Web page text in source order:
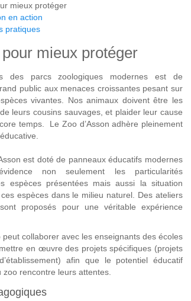
mieux protéger
en action
pratiques
mieux protéger
des parcs zoologiques modernes est de
public aux menaces croissantes pesant sur
vivantes. Nos animaux doivent être les
leurs cousins sauvages, et plaider leur cause
temps. Le Zoo d’Asson adhère pleinement
est doté de panneaux éducatifs modernes
non seulement les particularités
espèces présentées mais aussi la situation
espèces dans le milieu naturel. Des ateliers
proposés pour une véritable expérience
peut collaborer avec les enseignants des écoles
en œuvre des projets spécifiques (projets
afin que le potentiel éducatif
rencontre leurs attentes.